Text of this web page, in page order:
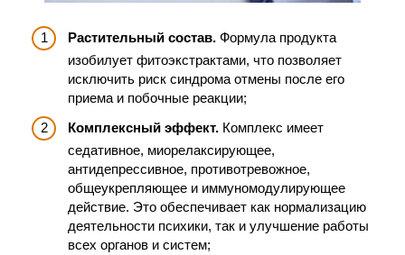
Растительный состав. Формула продукта
изобилует фитоэкстрактами, что позволяет
исключить риск синдрома отмены после его
приема и побочные реакции;
Комплексный эффект. Комплекс имеет
седативное, миорелаксирующее,
антидепрессивное, противотревожное,
общеукрепляющее и иммуномодулирующее
действие. Это обеспечивает как нормализацию
деятельности психики, так и улучшение работы
всех органов и систем;